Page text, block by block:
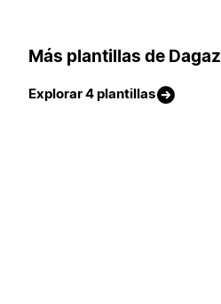
Más plantillas de Dagaz
Explorar 4 plantillas